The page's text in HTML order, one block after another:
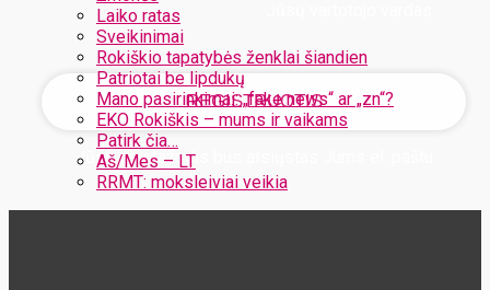
Laiko ratas
Sveikinimai
Rokiškio tapatybės ženklai šiandien
Patriotai be lipdukų
Mano pasirinkimai: „fake news“ ar „zn“?
EKO Rokiškis – mums ir vaikams
Patirk čia…
Aš/Mes – LT
RRMT: moksleiviai veikia
Jūsų slaptažodis bus atsiųstas Jums el. paštu